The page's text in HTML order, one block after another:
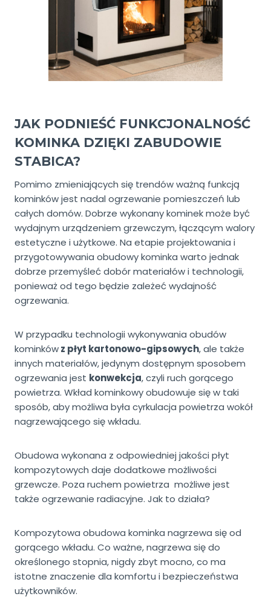
JAK PODNIEŚĆ FUNKCJONALNOŚĆ
KOMINKA DZIĘKI ZABUDOWIE
STABICA?
Pomimo zmieniających się trendów ważną funkcją
kominków jest nadal ogrzewanie pomieszczeń lub
całych domów. Dobrze wykonany kominek może być
wydajnym urządzeniem grzewczym, łączącym walory
estetyczne i użytkowe. Na etapie projektowania i
przygotowywania obudowy kominka warto jednak
dobrze przemyśleć dobór materiałów i technologii,
ponieważ od tego będzie zależeć wydajność
ogrzewania.
W przypadku technologii wykonywania obudów
kominkówz płyt kartonowo-gipsowych, ale także
innych materiałów, jedynym dostępnym sposobem
ogrzewania jest konwekcja, czyli ruch gorącego
powietrza. Wkład kominkowy obudowuje się w taki
sposób, aby możliwa była cyrkulacja powietrza wokół
nagrzewającego się wkładu.
Obudowa wykonana z odpowiedniej jakości płyt
kompozytowych daje dodatkowe możliwości
grzewcze. Poza ruchem powietrza możliwe jest
także ogrzewanie radiacyjne. Jak to działa?
Kompozytowa obudowa kominka nagrzewa się od
gorącego wkładu. Co ważne, nagrzewa się do
określonego stopnia, nigdy zbyt mocno, co ma
istotne znaczenie dla komfortu i bezpieczeństwa
użytkowników.